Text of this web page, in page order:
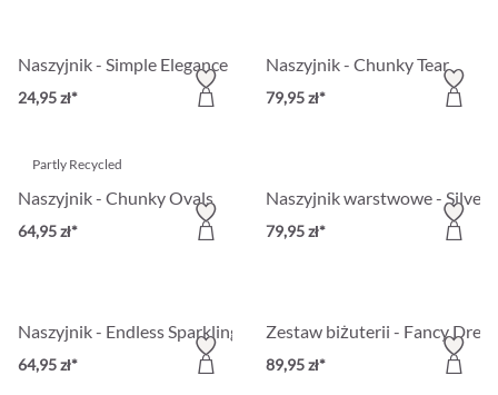
Naszyjnik - Simple Elegance
24,95 zł*
Naszyjnik - Chunky Tear
79,95 zł*
Partly Recycled
Naszyjnik - Chunky Ovals
64,95 zł*
Naszyjnik warstwowe - Silver
79,95 zł*
Naszyjnik - Endless Sparkling
64,95 zł*
Zestaw biżuterii - Fancy
89,95 zł*